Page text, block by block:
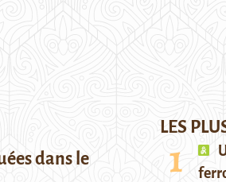
dans le
LES